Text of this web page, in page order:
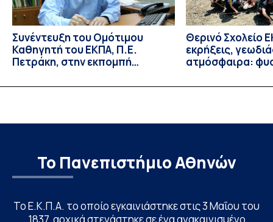
Συνέντευξη του Ομότιμου
Καθηγητή του ΕΚΠΑ, Π.Ε.
Πετράκη, στην εκπομπή
Θερινό Σχολείο
εκρήξεις,
ατμόσφαιρα:
βιολογικές
Το Πανεπιστήμιο Αθηνών
Το Ε.Κ.Π.Α. το οποίο εγκαινιάστηκε στις 3 Μαΐου του
1837, αρχικά στεγάστηκε σε ένα ανακαινισμένο